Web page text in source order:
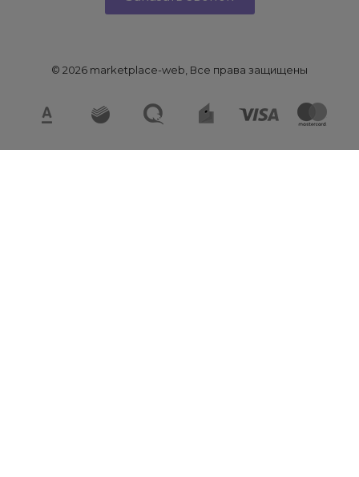
© 2026 marketplace-web, Все права защищены